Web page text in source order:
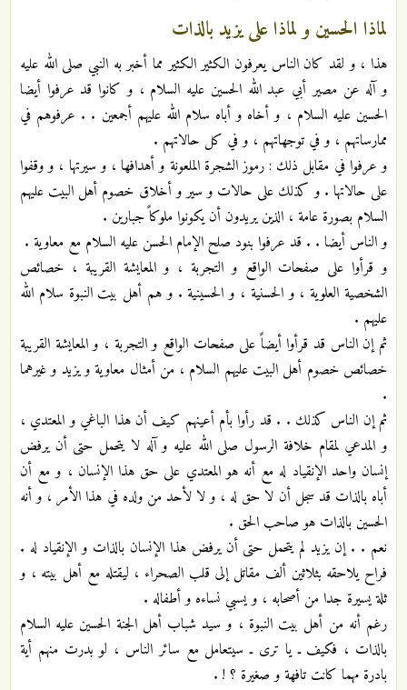
لماذا الحسين و لماذا على يزيد بالذات
هذا ، و لقد كان الناس يعرفون الكثير الكثير مما أخبر به النبي صلى الله عليه
و آله عن مصير أبي عبد الله الحسين عليه السلام ، و كانوا قد عرفوا أيضا
الحسين عليه السلام ، و أخاه و أباه سلام الله عليهم أجمعين . . عرفوهم في
ممارساتهم ، و في توجهاتهم ، و في كل حالاتهم .
و عرفوا في مقابل ذلك : رموز الشجرة الملعونة و أهدافها ، و سيرتها ، و وقفوا
على حالاتها . و كذلك على حالات و سير و أخلاق خصوم أهل البيت عليهم
السلام بصورة عامة ، الذين يريدون أن يكونوا ملوكاً جبارين .
و الناس أيضا . . قد عرفوا بنود صلح الإمام الحسن عليه السلام مع معاوية .
و قرأوا على صفحات الواقع و التجربة ، و المعايشة القريبة ، خصائص
الشخصية العلوية ، و الحسنية ، و الحسينية . و هم أهل بيت النبوة سلام الله
عليهم .
ثم إن الناس قد قرأوا أيضاً على صفحات الواقع و التجربة ، و المعايشة القريبة
خصائص خصوم أهل البيت عليهم السلام ، من أمثال معاوية و يزيد و غيرهما
.
ثم إن الناس كذلك . . قد رأوا بأم أعينهم كيف أن هذا الباغي و المعتدي ،
و المدعي لمقام خلافة الرسول صلى الله عليه و آله لا يتحمل حتى أن يرفض
إنسان واحد الإنقياد له مع أنه هو المعتدي على حق هذا الإنسان ، و مع أن
أباه بالذات قد سجل أن لا حق له ، و لا لأحد من ولده في هذا الأمر ، و أنه
الحسين بالذات هو صاحب الحق .
نعم . . إن يزيد لم يتحمل حتى أن يرفض هذا الإنسان بالذات و الإنقياد له .
فراح يلاحقه بثلاثين ألف مقاتل إلى قلب الصحراء ، ليقتله مع أهل بيته ، و
ثلة يسيرة جدا من أصحابه ، و يسبي نساءه و أطفاله .
رغم أنه من أهل بيت النبوة ، و سيد شباب أهل الجنة الحسين عليه السلام
بالذات ، فكيف ـ يا ترى ـ سيتعامل مع سائر الناس ، لو بدرت منهم أية
بادرة مهما كانت تافهة و صغيرة ؟ ! .